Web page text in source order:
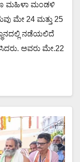
ಮಹಿಳಾ ಮಂಡಳಿ
ಮೇ 24 ಮತ್ತು 25
ನಡೆಯಲಿದೆ
ಅವರು ಮೇ.22